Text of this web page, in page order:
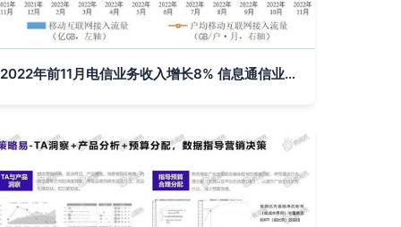
2022年前11月电信业务收入增长8% 信息通信业高质量发展稳步推进